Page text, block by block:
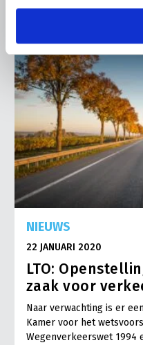
NIEUWS
22 JANUARI 2020
LTO:
zaak voor
Naar verwachting is er
Kamer voor het
Wegenverkeerswet 1994